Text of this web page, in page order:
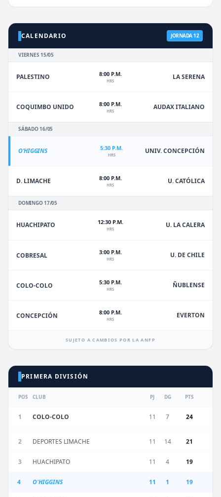
CALENDARIO JORNADA 12
VIERNES 15/05
PALESTINO 8:00 P.M.
HRS LA SERENA
COQUIMBO UNIDO 8:00 P.M.
HRS AUDAX ITALIANO
SÁBADO 16/05
O'HIGGINS 5:30 P.M.
HRS UNIV. CONCEPCIÓN
D. LIMACHE 8:00 P.M.
HRS U. CATÓLICA
DOMINGO 17/05
HUACHIPATO 12:30 P.M.
HRS U. LA CALERA
COBRESAL 3:00 P.M.
HRS U. DE CHILE
COLO-COLO 5:30 P.M.
HRS ÑUBLENSE
CONCEPCIÓN 8:00 P.M.
HRS EVERTON
SUJETO A CAMBIOS POR LA ANFP
PRIMERA DIVISIÓN
POS CLUB PJ DG PTS
1 COLO-COLO 11 7 24
2 DEPORTES LIMACHE 11 14 21
3 HUACHIPATO 11 4 19
4 O'HIGGINS 11 1 19